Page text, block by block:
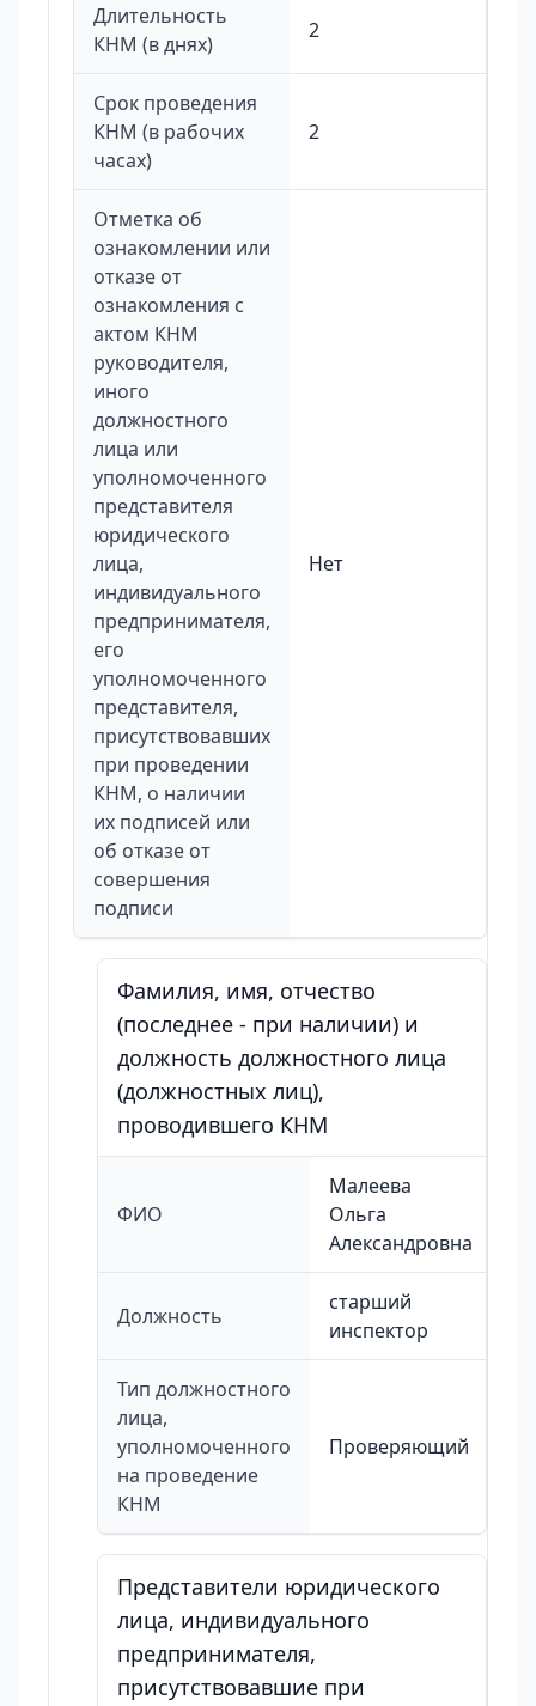
Длительность
КНМ (в днях)
2
Срок проведения
КНМ (в рабочих
часах)
2
Отметка об
ознакомлении или
отказе от
ознакомления с
актом КНМ
руководителя,
иного
должностного
лица или
уполномоченного
представителя
юридического
лица,
индивидуального
предпринимателя,
его
уполномоченного
представителя,
присутствовавших
при проведении
КНМ, о наличии
их подписей или
об отказе от
совершения
подписи
Нет
Фамилия, имя, отчество
(последнее - при наличии) и
должность должностного лица
(должностных лиц),
проводившего КНМ
ФИО
Малеева
Ольга
Александровна
Должность
старший
инспектор
Тип должностного
лица,
уполномоченного
на проведение
КНМ
Проверяющий
Представители юридического
лица, индивидуального
предпринимателя,
присутствовавшие при